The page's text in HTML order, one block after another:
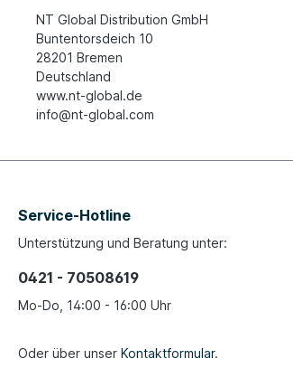
NT Global Distribution GmbH
Buntentorsdeich 10
28201 Bremen
Deutschland
www.nt-global.de
info@nt-global.com
Service-Hotline
Unterstützung und Beratung unter:
0421 - 70508619
Mo-Do, 14:00 - 16:00 Uhr
Oder über unser Kontaktformular.